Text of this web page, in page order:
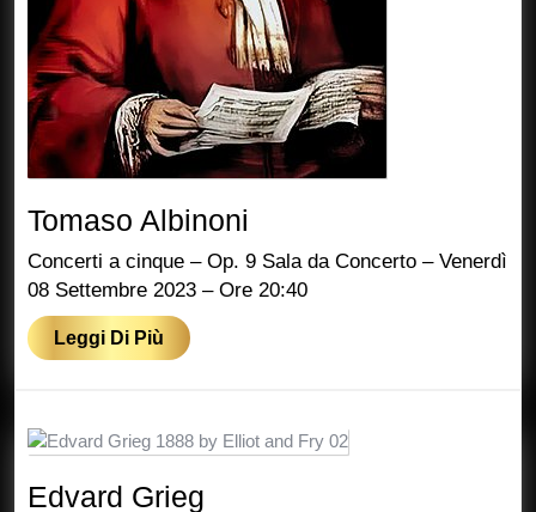
Tomaso Albinoni
Albinoni
Concerti a cinque – Op. 9 Sala da Concerto – Venerdì
08 Settembre 2023 – Ore 20:40
Leggi Di Più Leggi
Di
Edvard Grieg